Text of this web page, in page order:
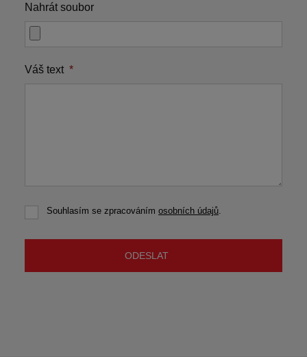
Nahrát soubor
Váš text *
SouhlasímSouhlasím se zpracováním osobních údajů
ODESLAT